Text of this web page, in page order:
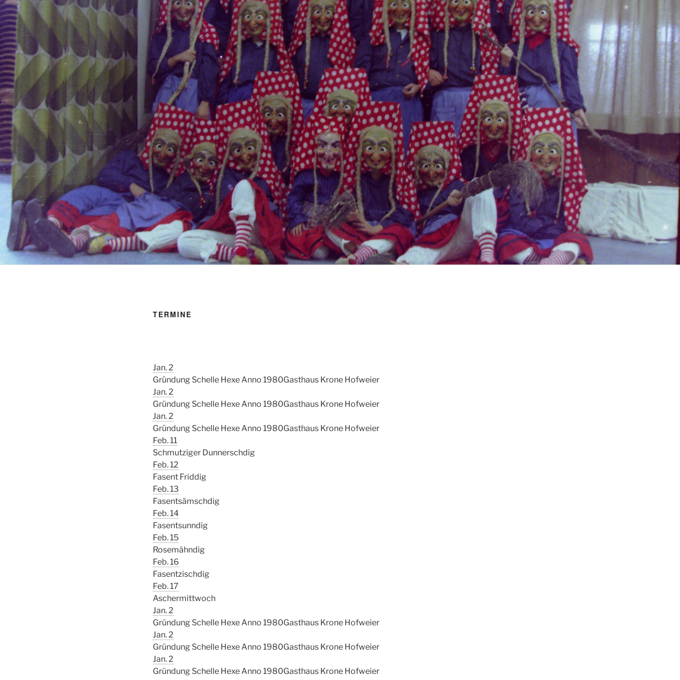
TERMINE
Jan. 2
Gründung Schelle Hexe Anno 1980Gasthaus Krone Hofweier
Jan. 2
Gründung Schelle Hexe Anno 1980Gasthaus Krone Hofweier
Jan. 2
Gründung Schelle Hexe Anno 1980Gasthaus Krone Hofweier
Feb. 11
Schmutziger Dunnerschdig
Feb. 12
Fasent Friddig
Feb. 13
Fasentsämschdig
Feb. 14
Fasentsunndig
Feb. 15
Rosemähndig
Feb. 16
Fasentzischdig
Feb. 17
Aschermittwoch
Jan. 2
Gründung Schelle Hexe Anno 1980Gasthaus Krone Hofweier
Jan. 2
Gründung Schelle Hexe Anno 1980Gasthaus Krone Hofweier
Jan. 2
Gründung Schelle Hexe Anno 1980Gasthaus Krone Hofweier